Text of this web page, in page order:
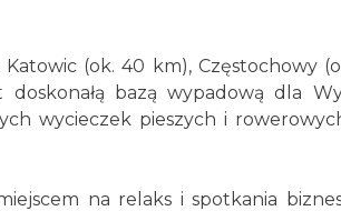
(ok. 40 km), Częstochowy
bazą wypadową dla
wycieczek pieszych i
na relaks i spotkania